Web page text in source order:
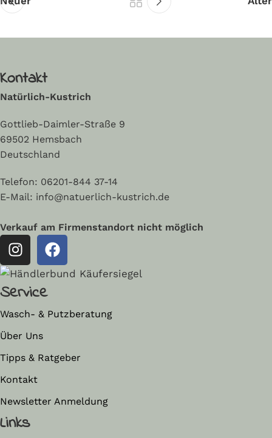
Kontakt
Natürlich-Kustrich
Gottlieb-Daimler-Straße 9
69502 Hemsbach
Deutschland
Telefon: 06201-844 37-14
E-Mail: info@natuerlich-kustrich.de
Verkauf am Firmenstandort nicht möglich
Service
Wasch- & Putzberatung
Über Uns
Tipps & Ratgeber
Kontakt
Newsletter Anmeldung
Links